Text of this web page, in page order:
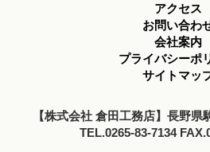
アクセス
お問い合わ
会社案内
プライバシーポ
サイトマッ
【株式会社 倉田工務店】長野県
TEL.0265-83-7134